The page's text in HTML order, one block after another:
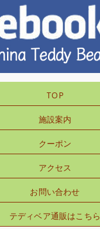
TOP
施設案内
クーポン
アクセス
お問い合わせ
テディベア通販はこちら